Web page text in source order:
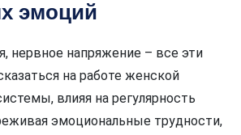
эмоций
нервное напряжение – все эти
на работе женской
влияя на регулярность
эмоциональные трудности,